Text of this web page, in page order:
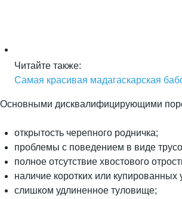
Читайте также:
Самая красивая мадагаскарская
Основными дисквалифицирующими
открытость черепного родничка;
проблемы с поведением в виде
полное отсутствие хвостового
наличие коротких или
слишком удлиненное туловище;